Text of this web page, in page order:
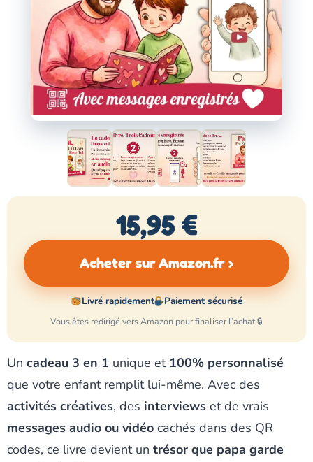
15,95 €
Acheter sur Amazon.fr ›
Livré rapidement Paiement sécurisé
Vous êtes redirigé vers Amazon pour finaliser l’achat 🔒
Un cadeau 3 en 1 unique et 100% personnalisé
que votre enfant remplit lui-même. Avec des
activités créatives, des interviews et de vrais
messages audio ou vidéo cachés dans des QR
codes, ce livre devient un trésor que papa garde